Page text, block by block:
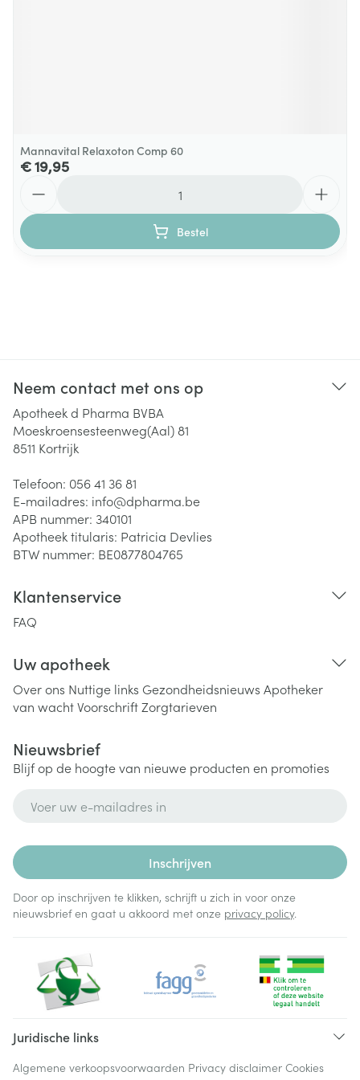
Mannavital Relaxoton Comp 60
€ 19,95
Bestel
Neem contact met ons op
Apotheek d Pharma BVBA
Moeskroensesteenweg(Aal) 81
8511 Kortrijk
Telefoon: 056 41 36 81
E-mailadres: info@dpharma.be
APB nummer: 340101
Apotheek titularis: Patricia Devlies
BTW nummer: BE0877804765
Klantenservice
FAQ
Uw apotheek
Over ons Nuttige links Gezondheidsnieuws Apotheker
van wachtVoorschriftZorgtarieven
Nieuwsbrief
Blijf op de hoogte van nieuwe producten en promoties
Inschrijven
Door op inschrijven te klikken, schrijft u zich in voor onze
nieuwsbrief en gaat u akkoord met onze privacy policy.
Juridische links
Algemene verkoopsvoorwaarden Privacy disclaimer Cookies